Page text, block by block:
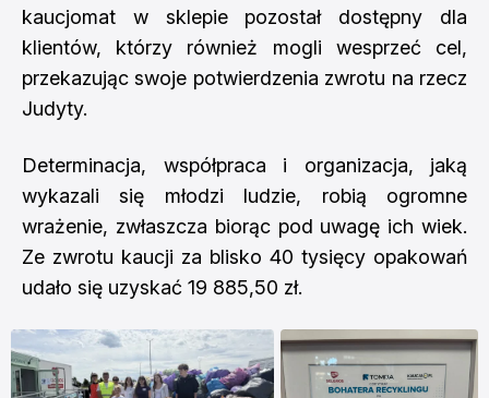
kaucjomat w sklepie pozostał dostępny dla
klientów, którzy również mogli wesprzeć cel,
przekazując swoje potwierdzenia zwrotu na rzecz
Judyty.
Determinacja, współpraca i organizacja, jaką
wykazali się młodzi ludzie, robią ogromne
wrażenie, zwłaszcza biorąc pod uwagę ich wiek.
Ze zwrotu kaucji za blisko 40 tysięcy opakowań
udało się uzyskać 19 885,50 zł.